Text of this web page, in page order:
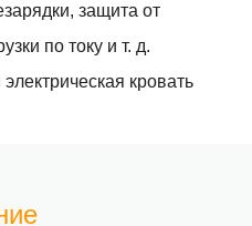
защита от
по току и т. д.
кровать